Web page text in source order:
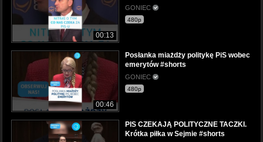
00:13
GONIEC
480p
00:46
Posłanka miażdży politykę PiS wobec
emerytów #shorts
GONIEC
480p
PIS CZEKAJĄ POLITYCZNE TACZKI.
Krótka piłka w Sejmie #shorts